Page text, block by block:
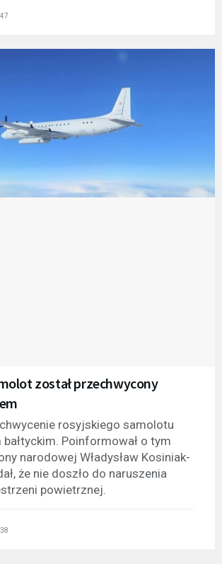
został przechwycony
rosyjskiego samolotu
Poinformował o tym
narodowej Władysław Kosiniak-
że nie doszło do naruszenia
powietrznej.